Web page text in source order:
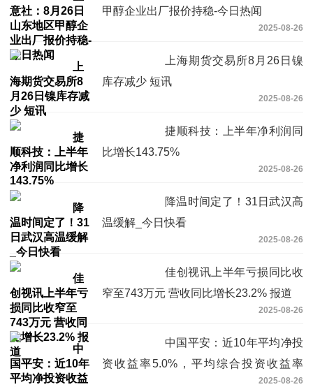
甲醇企业出厂报价持稳-今日热闻
2025-08-26
上海期货交易所8月26日镍
库存减少 短讯
2025-08-26
捷顺科技：上半年净利润同
比增长143.75%
2025-08-26
降温时间定了！31日武汉高
温缓解_今日快看
2025-08-26
佳创视讯上半年亏损同比收
窄至743万元 营收同比增长23.2% 报道
2025-08-26
中国平安：近10年平均净投
资收益率5.0%，平均综合投资收益率
2025-08-26